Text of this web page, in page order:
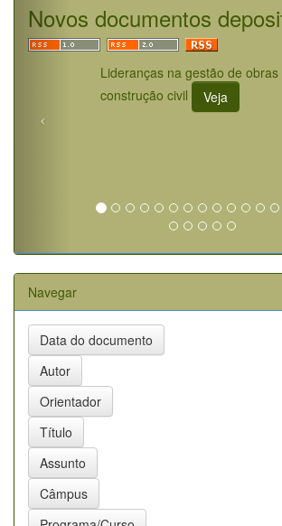
Novos documentos
Lideranças na gestão de obras
construção civil
Veja
Navegar